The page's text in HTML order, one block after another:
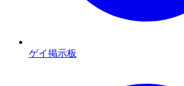
ゲイ掲示板